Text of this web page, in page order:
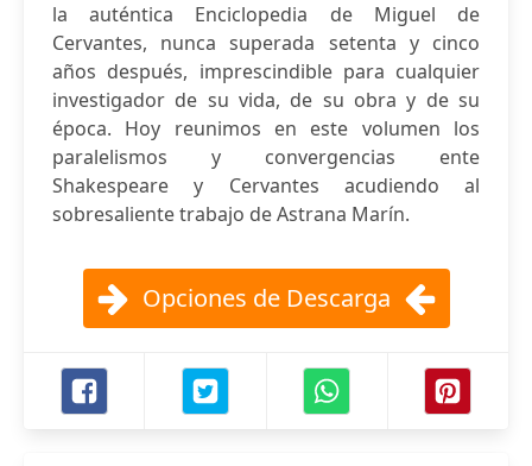
la auténtica Enciclopedia de Miguel de
Cervantes, nunca superada setenta y cinco
años después, imprescindible para cualquier
investigador de su vida, de su obra y de su
época. Hoy reunimos en este volumen los
paralelismos y convergencias ente
Shakespeare y Cervantes acudiendo al
sobresaliente trabajo de Astrana Marín.
Opciones de Descarga